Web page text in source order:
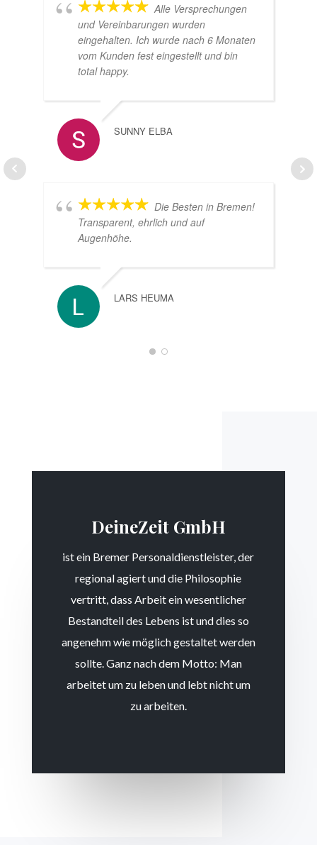
Alle Versprechungen
und Vereinbarungen wurden
eingehalten. Ich wurde nach 6 Monaten
vom Kunden fest eingestellt und bin
total happy.
SUNNY ELBA
Die Besten in Bremen!
Transparent, ehrlich und auf
Augenhöhe.
LARS HEUMA
DeineZeit GmbH
ist ein Bremer Personaldienstleister, der
regional agiert und die Philosophie
vertritt, dass Arbeit ein wesentlicher
Bestandteil des Lebens ist und dies so
angenehm wie möglich gestaltet werden
sollte. Ganz nach dem Motto: Man
arbeitet um zu leben und lebt nicht um
zu arbeiten.